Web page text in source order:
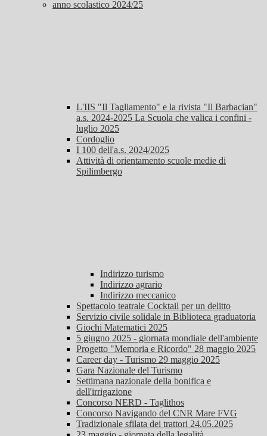
anno scolastico 2024/25
L'IIS "Il Tagliamento" e la rivista "Il Barbacian"
a.s. 2024-2025 La Scuola che valica i confini -
luglio 2025
Cordoglio
I 100 dell'a.s. 2024/2025
Attività di orientamento scuole medie di
Spilimbergo
Indirizzo turismo
Indirizzo agrario
Indirizzo meccanico
Spettacolo teatrale Cocktail per un delitto
Servizio civile solidale in Biblioteca graduatoria
Giochi Matematici 2025
5 giugno 2025 - giornata mondiale dell'ambiente
Progetto "Memoria e Ricordo" 28 maggio 2025
Career day - Turismo 29 maggio 2025
Gara Nazionale del Turismo
Settimana nazionale della bonifica e
dell'irrigazione
Concorso NERD - Taglithos
Concorso Navigando del CNR Mare FVG
Tradizionale sfilata dei trattori 24.05.2025